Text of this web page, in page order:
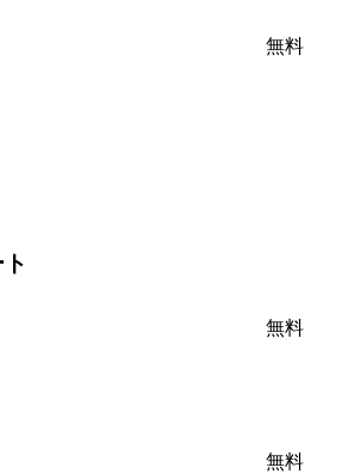
無料
無料
無料